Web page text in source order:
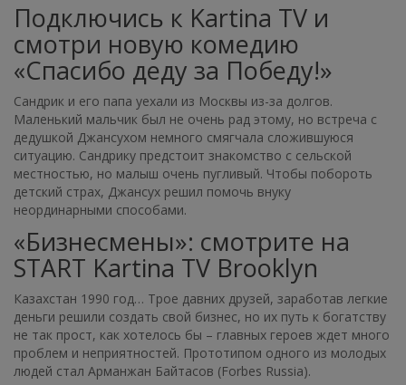
Подключись к Kartina TV и
смотри новую комедию
«Спасибо деду за Победу!»
Сандрик и его папа уехали из Москвы из-за долгов.
Маленький мальчик был не очень рад этому, но встреча с
дедушкой Джансухом немного смягчала сложившуюся
ситуацию. Сандрику предстоит знакомство с сельской
местностью, но малыш очень пугливый. Чтобы побороть
детский страх, Джансух решил помочь внуку
неординарными способами.
«Бизнесмены»: смотрите на
START Kartina TV Brooklyn
Казахстан 1990 год… Трое давних друзей, заработав легкие
деньги решили создать свой бизнес, но их путь к богатству
не так прост, как хотелось бы – главных героев ждет много
проблем и неприятностей. Прототипом одного из молодых
людей стал Арманжан Байтасов (Forbes Russia).